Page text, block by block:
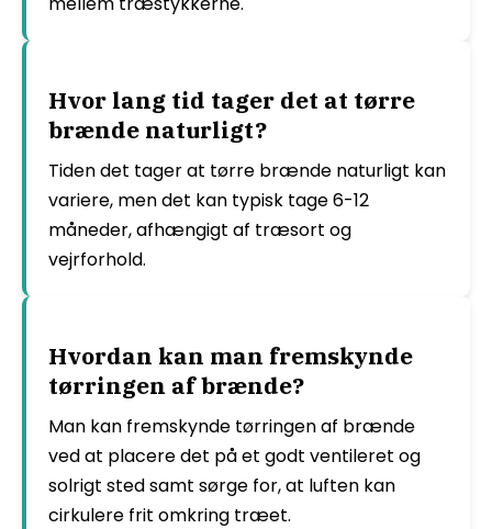
Hvor lang tid tager det at tørre
brænde naturligt?
Tiden det tager at tørre brænde naturligt kan
variere, men det kan typisk tage 6-12
måneder, afhængigt af træsort og
vejrforhold.
Hvordan kan man fremskynde
tørringen af brænde?
Man kan fremskynde tørringen af brænde
ved at placere det på et godt ventileret og
solrigt sted samt sørge for, at luften kan
cirkulere frit omkring træet.